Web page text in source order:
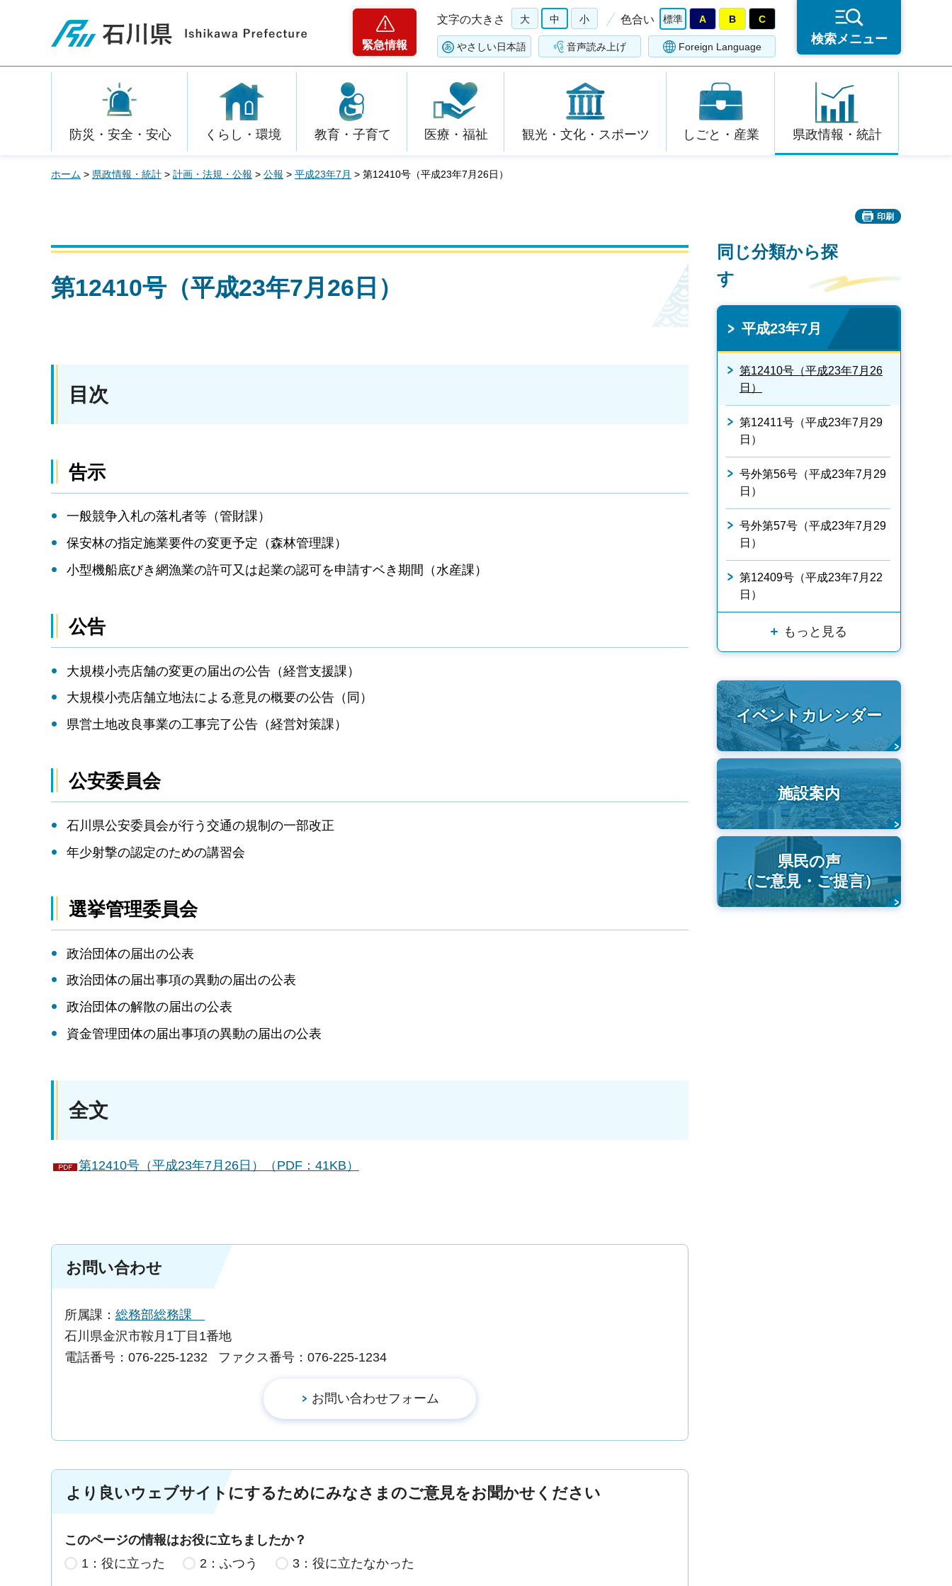
石川県
緊急情報
文字の大きさ 大 中 小 色合い 標準 A B C
やさしい日本語 音声読み上げ Foreign Language
検索メニュー
防災・安全・安心 くらし・環境 教育・子育て 医療・福祉 観光・文化・スポーツ しごと・産業 県政情報・統計
ホーム > 県政情報・統計 > 計画・法規・公報 > 公報 > 平成23年7月 > 第12410号（平成23年7月26日）
印刷
第12410号（平成23年7月26日）
目次
告示
一般競争入札の落札者等（管財課）
保安林の指定施業要件の変更予定（森林管理課）
小型機船底びき網漁業の許可又は起業の認可を申請すベき期間（水産課）
公告
大規模小売店舗の変更の届出の公告（経営支援課）
大規模小売店舗立地法による意見の概要の公告（同）
県営土地改良事業の工事完了公告（経営対策課）
公安委員会
石川県公安委員会が行う交通の規制の一部改正
年少射撃の認定のための講習会
選挙管理委員会
政治団体の届出の公表
政治団体の届出事項の異動の届出の公表
政治団体の解散の届出の公表
資金管理団体の届出事項の異動の届出の公表
全文
第12410号（平成23年7月26日）（PDF：41KB）
お問い合わせ
所属課： 総務部総務課
石川県金沢市鞍月1丁目1番地
電話番号：076-225-1232
ファクス番号：076-225-1234
より良いウェブサイトにするためにみなさまのご意見をお聞かせください
このページの情報はお役に立ちましたか？
1：役に立った
2：ふつう 3：役に立たなかった
同じ分類から探
す
平成23年7月
第12410号（平成23年7月26
日）
第12411号（平成23年7月29
日）
号外第56号（平成23年7月29
日）
号外第57号（平成23年7月29
日）
第12409号（平成23年7月22
日）
もっと見る
イベントカレンダー
施設案内
県民の声
（ご意見・ご提言）